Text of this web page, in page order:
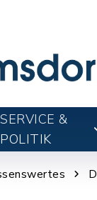
SERVICE &
POLITIK